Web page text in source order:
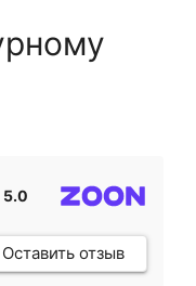
5.0
Оставить отзыв